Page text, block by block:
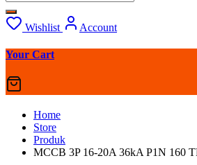
Wishlist Account
Your Cart
Home
Store
Produk
MCCB 3P 16-20A 36kA P1N 160